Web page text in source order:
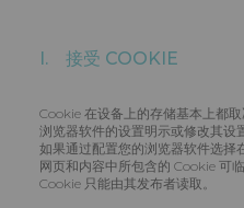
I. 接受 COOKIE
Cookie 在设备上的存储基本上都
浏览器软件的设置明示或修改其设
如果通过配置您的浏览器软件选择
网页和内容中所包含的 Cookie 可
Cookie 只能由其发布者读取。